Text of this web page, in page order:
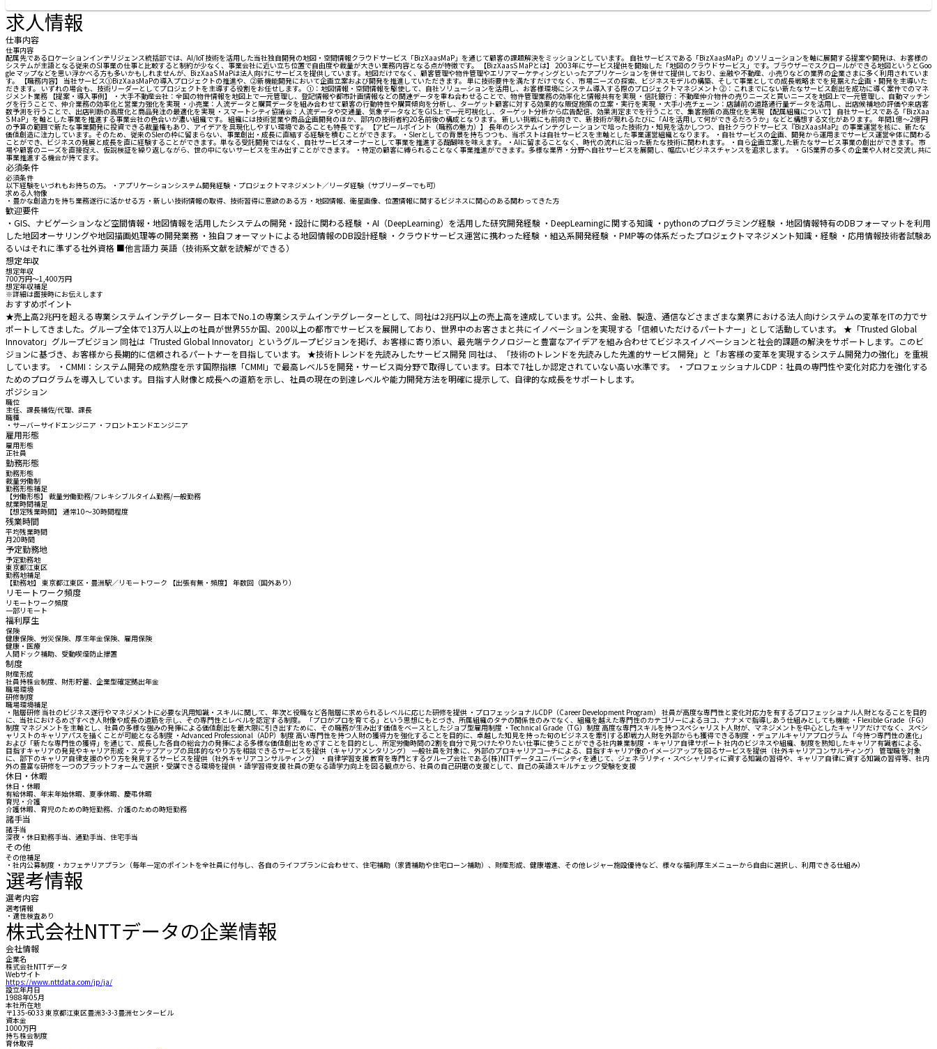
求人情報
仕事内容
仕事内容
配属先であるロケーションインテリジェンス統括部では、AI/IoT技術を活用した当社独自開発の地図・空間情報クラウドサービス「BizXaasMaP」を通じて顧客の課題解決をミッションとしています。 自社サービスである「BizXaasMaP」のソリューションを軸に展開する提案や開発は、お客様の
システムが主語となる従来のSI事業の仕事と比較すると制約が少なく、事業会社に近い立ち位置で自由度や裁量が大きい業務内容となる点が特徴です。 【BizXaasS MaPとは】 2003年にサービス提供を開始した「地図のクラウドサービス」です。ブラウザーでスクロールができる地図というとGoo
gle マップなどを思い浮かべる方も多いかもしれませんが、BizXaaS MaPは法人向けにサービスを提供しています。地図だけでなく、顧客管理や物件管理やエリアマーケティングといったアプリケーションを併せて提供しており、金融や不動産、小売りなどの業界の企業さまに多く利用されていま
す。 【職務内容】 当社サービス①BizXaasMaPの導入プロジェクトの推進や、②新機能開発において企画立案および開発を推進していただきます。 単に技術要件を満たすだけでなく、市場ニーズの探索、ビジネスモデルの構築、そして事業としての成長戦略までを見据えた企画・開発を主導いた
だきます。 いずれの場合も、技術リーダーとしてプロジェクトを主導する役割をお任せします。 ①：地図情報・空間情報を駆使して、自社ソリューションを活用し、お客様環境にシステム導入する際のプロジェクトマネジメント ②：これまでにない新たなサービス創出を成功に導く案件でのマネ
ジメント業務 【提案・導入事例】 ・大手不動産会社：全国の物件情報を地図上で一元管理し、登記情報や都市計画情報などの関連データを重ね合わせることで、物件管理業務の効率化と情報共有を実現 ・信託銀行：不動産仲介物件の売りニーズと買いニーズを地図上で一元管理し、自動マッチン
グを行うことで、仲介業務の効率化と営業力強化を実現 ・小売業：人流データと購買データを組み合わせて顧客の行動特性や購買傾向を分析し、ターゲット顧客に対する効果的な販促施策の立案・実行を実現 ・大手小売チェーン：店舗前の道路通行量データを活用し、出店候補地の評価や来店客
数予測を行うことで、出店判断の高度化と商品発注の最適化を実現 ・スマートシティ協議会：人流データや交通量、気象データなどをGIS上で一元可視化し、ターゲット分析から広告配信、効果測定までを行うことで、集客施策の高度化を実現 【配属組織について】 自社サービスである「BizXaa
S MaP」を軸とした事業を推進する事業会社の色合いが濃い組織です。 組織には技術営業や商品企画開発のほか、部内の技術者約20名前後の構成となります。 新しい挑戦にも前向きで、新技術が現れるたびに「AIを活用して何ができるだろうか」などと構想する文化があります。 年間1億～2億円
の予算の範囲で新たな事業開発に投資できる裁量権もあり、アイデアを具現化しやすい環境であることも特長です。 【アピールポイント（職務の魅力）】 長年のシステムインテグレーションで培った技術力・知見を活かしつつ、自社クラウドサービス『BizXaasMaP』の事業運営を核に、新たな
価値創造に注力しています。そのため、従来のSIerの枠に留まらない、事業創出・成長に直結する経験を積むことができます。 ・SIerとしての背景を持ちつつも、当ポストは自社サービスを主軸とした事業運営組織となります。 ・自社サービスの企画、開発から運用までサービス運営全体に関わる
ことができ、ビジネスの発展と成長を直に経験することができます。単なる受託開発ではなく、自社サービスオーナーとして事業を推進する醍醐味を味えます。 ・AIに留まることなく、時代の流れに沿った新たな技術に関われます。 ・自ら企画立案した新たなサービス事業の創出ができます。 市
場や顧客のニーズを直接捉え、仮説検証を繰り返しながら、世の中にないサービスを生み出すことができます。 ・特定の顧客に縛られることなく事業推進ができます。多様な業界・分野へ自社サービスを展開し、幅広いビジネスチャンスを追求します。 ・GIS業界の多くの企業や人材と交流し共に
事業推進する機会が持てます。
必須条件
必須条件
以下経験をいづれもお持ちの方。 ・アプリケーションシステム開発経験 ・プロジェクトマネジメント／リーダ経験（サブリーダーでも可）
求める人物像
・豊かな創造力を持ち業務遂行に活かせる方 ・新しい技術情報の取得、技術習得に意欲のある方 ・地図情報、衛星画像、位置情報に関するビジネスに関心のある関わってきた方
歓迎要件
・GIS、ナビゲーションなど空間情報・地図情報を活用したシステムの開発・設計に関わる経験 ・AI（DeepLearning）を活用した研究開発経験 ・DeepLearningに関する知識 ・pythonのプログラミング経験 ・地図情報特有のDBフォーマットを利用
した地図オーサリングや地図描画処理等の開発業務 ・独自フォーマットによる地図情報のDB設計経験 ・クラウドサービス運営に携わった経験 ・組込系開発経験 ・PMP等の体系だったプロジェクトマネジメント知識・経験 ・応用情報技術者試験あ
るいはそれに準ずる社外資格 ■他言語力 英語（技術系文献を読解ができる）
想定年収
想定年収
700万円〜1,400万円
想定年収補足
※詳細は面接時にお伝えします
おすすめポイント
★売上高2兆円を超える専業システムインテグレーター 日本でNo.1の専業システムインテグレーターとして、同社は2兆円以上の売上高を達成しています。公共、金融、製造、通信などさまざまな業界における法人向けシステムの変革をITの力でサ
ポートしてきました。グループ全体で13万人以上の社員が世界55か国、200以上の都市でサービスを展開しており、世界中のお客さまと共にイノベーションを実現する「信頼いただけるパートナー」として活動しています。 ★「Trusted Global
Innovator」グループビジョン 同社は「Trusted Global Innovator」というグループビジョンを掲げ、お客様に寄り添い、最先端テクノロジーと豊富なアイデアを組み合わせてビジネスイノベーションと社会的課題の解決をサポートします。このビ
ジョンに基づき、お客様から長期的に信頼されるパートナーを目指しています。 ★技術トレンドを先読みしたサービス開発 同社は、「技術のトレンドを先読みした先進的サービス開発」と「お客様の変革を実現するシステム開発力の強化」を重視
しています。 ・CMMI：システム開発の成熟度を示す国際指標「CMMI」で最高レベル5を開発・サービス両分野で取得しています。日本で7社しか認定されていない高い水準です。 ・プロフェッショナルCDP：社員の専門性や変化対応力を強化する
ためのプログラムを導入しています。目指す人財像と成長への道筋を示し、社員の現在の到達レベルや能力開発方法を明確に提示して、自律的な成長をサポートします。
ポジション
職位
主任、課長補佐/代理、課長
職種
・サーバーサイドエンジニア ・フロントエンドエンジニア
雇用形態
雇用形態
正社員
勤務形態
勤務形態
裁量労働制
勤務形態補足
【労働形態】 裁量労働勤務/フレキシブルタイム勤務/一般勤務
就業時間補足
【想定残業時間】 通常10～30時間程度
残業時間
平均残業時間
月20時間
予定勤務地
予定勤務地
東京都江東区
勤務地補足
【勤務地】 東京都江東区・豊洲駅／リモートワーク 【出張有無・頻度】 年数回（国外あり）
リモートワーク頻度
リモートワーク頻度
一部リモート
福利厚生
保険
健康保険、労災保険、厚生年金保険、雇用保険
健康・医療
人間ドック補助、受動喫煙防止措置
制度
財産形成
社員持株会制度、財形貯蓄、企業型確定拠出年金
職場環境
研修制度
職場環境補足
・階層研修 当社のビジネス遂行やマネジメントに必要な汎用知識・スキルに関して、年次と役職など各階層に求められるレベルに応じた研修を提供 ・プロフェッショナルCDP（Career Development Program） 社員が高度な専門性と変化対応力を有するプロフェッショナル人財となることを目的
に、当社におけるめざすべき人財像や成長の道筋を示し、その専門性とレベルを認定する制度。 「プロがプロを育てる」という思想にもとづき、所属組織のタテの関係性のみでなく、組織を越えた専門性のカテゴリーによるヨコ、ナナメで指導しあう仕組みとしても機能 ・Flexible Grade（FG）
制度 マネジメントを主軸とし、社員の多様な強みの発揮による価値創出を最大限に引き出すために、その職務が生み出す価値をベースとしたジョブ型雇用制度 ・Technical Grade（TG）制度 高度な専門スキルを持つスペシャリスト人財が、マネジメントを中心としたキャリアだけでなく、スペシ
ャリストのキャリアパスを描くことが可能となる制度 ・Advanced Professional（ADP）制度 高い専門性を持つ人財の獲得力を強化することを目的に、卓越した知見を持った旬のビジネスを牽引する即戦力人財を外部からも獲得できる制度 ・デュアルキャリアプログラム 「今持つ専門性の進化」
および「新たな専門性の獲得」を通じて、成長した各自の総合力の発揮による多様な価値創出をめざすことを目的とし、所定労働時間の2割を自分で見つけたやりたい仕事に使うことができる社内兼業制度 ・キャリア自律サポート 社内のビジネスや組織、制度を熟知したキャリア有識者による、
目指すキャリアの発見やキャリア形成・ステップアップの具体的なやり方を相談できるサービスを提供（キャリアメンタリング） 一般社員を対象に、外部のプロキャリアコーチによる、目指すキャリア像のイメージアップを図るサービスを提供（社外キャリアコンサルティング） 管理職を対象
に、部下のキャリア自律支援のやり方を発見するサービスを提供（社外キャリアコンサルティング） ・自律学習支援 教育を専門とするグループ会社である(株)NTTデータユニバーシティを通じて、ジェネラリティ・スペシャリティに資する知識の習得や、キャリア自律に資する知識の習得等、社内
外の豊富な研修を一つのプラットフォームで選択・受講できる環境を提供 ・語学習得支援 社員の更なる語学力向上を図る観点から、社員の自己研磨の支援として、自己の英語スキルチェック受験を支援
休日・休暇
休日・休暇
有給休暇、年末年始休暇、夏季休暇、慶弔休暇
育児・介護
介護休暇、育児のための時短勤務、介護のための時短勤務
諸手当
諸手当
深夜・休日勤務手当、通勤手当、住宅手当
その他
その他補足
・社内公募制度 ・カフェテリアプラン（毎年一定のポイントを全社員に付与し、各自のライフプランに合わせて、住宅補助（家賃補助や住宅ローン補助）、財産形成、健康増進、その他レジャー施設優待など、様々な福利厚生メニューから自由に選択し、利用できる仕組み）
選考情報
選考内容
選考情報
・適性検査あり
株式会社NTTデータの企業情報
会社情報
企業名
株式会社NTTデータ
Webサイト
https://www.nttdata.com/jp/ja/
設立年月日
1988年05月
本社所在地
〒135-6033 東京都江東区豊洲3-3-3豊洲センタービル
資本金
1000万円
持ち株会制度
育休取得